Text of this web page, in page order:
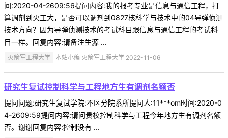
间:2020-04-2609:56提问内容:我的报考专业是信息与通信工程，打
算调剂到火工大，是否可以调剂到0827核科学与技术中的04导弹侦测
技术方向？因为导弹侦测技术的考试科目跟信息与通信工程的考试科
目一样。回复内容:请备注生源 ...
火箭军工程大学 本站小编 火箭军工程大学 2022-11-06
研究生复试控制科学与工程地方生有调剂名额否
提问问题:研究生复试学院:不区分院系所提问人:11***om时间:2020-0
4-2609:59提问内容:请问贵校控制科学与工程今年地方生有调剂名额
否。谢谢回复内容:控制没有 ...